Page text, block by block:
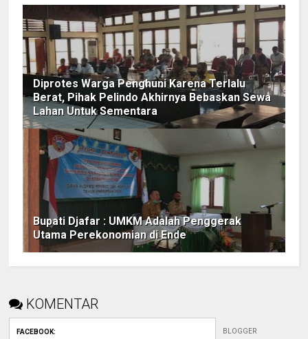
Diprotes Warga Penghuni Karena Terlalu
Berat, Pihak Pelindo Akhirnya Bebaskan Sewa
Lahan Untuk Sementara
Bupati Djafar : UMKM Adalah Penggerak
Utama Perekonomian di Ende
KOMENTAR
FACEBOOK: BLOGGER